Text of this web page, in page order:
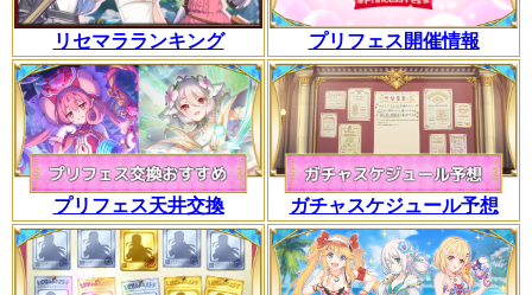
リセマラランキング プリフェス開催情報
プリフェス天井交換 ガチャスケジュール予想